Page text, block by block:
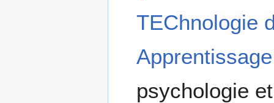
TEChnologie
Apprentissage
psychologie